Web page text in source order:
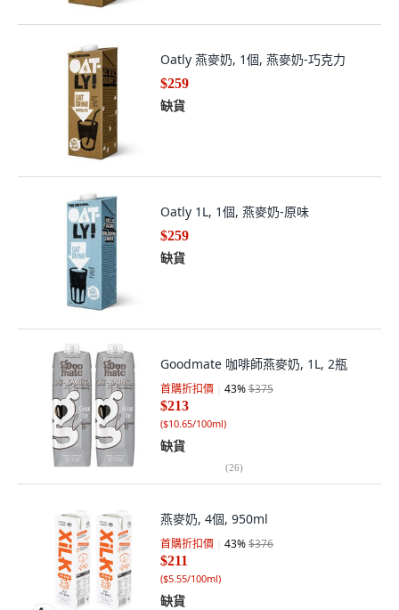
Oatly 燕麥奶, 1個, 燕麥奶-巧克力
$259
缺貨
Oatly 1L, 1個, 燕麥奶-原味
$259
缺貨
Goodmate 咖啡師燕麥奶, 1L, 2瓶
首購折扣價 43%$375
$213
($10.65/100ml)
缺貨
(26)
燕麥奶, 4個, 950ml
首購折扣價 43%$376
$211
($5.55/100ml)
缺貨